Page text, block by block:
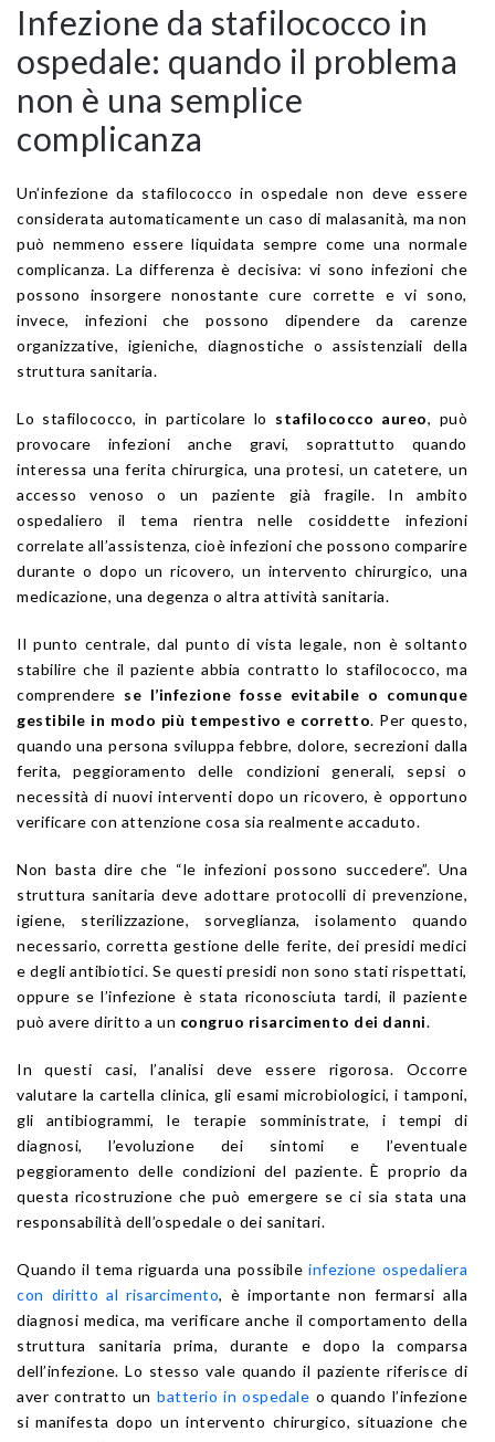
Infezione da stafilococco in
ospedale: quando il problema
non è una semplice
complicanza
Un’infezione da stafilococco in ospedale non deve essere
considerata automaticamente un caso di malasanità, ma non
può nemmeno essere liquidata sempre come una normale
complicanza. La differenza è decisiva: vi sono infezioni che
possono insorgere nonostante cure corrette e vi sono,
invece, infezioni che possono dipendere da carenze
organizzative, igieniche, diagnostiche o assistenziali della
struttura sanitaria.
Lo stafilococco, in particolare lo stafilococco aureo, può
provocare infezioni anche gravi, soprattutto quando
interessa una ferita chirurgica, una protesi, un catetere, un
accesso venoso o un paziente già fragile. In ambito
ospedaliero il tema rientra nelle cosiddette infezioni
correlate all’assistenza, cioè infezioni che possono comparire
durante o dopo un ricovero, un intervento chirurgico, una
medicazione, una degenza o altra attività sanitaria.
Il punto centrale, dal punto di vista legale, non è soltanto
stabilire che il paziente abbia contratto lo stafilococco, ma
comprendere se l’infezione fosse evitabile o comunque
gestibile in modo più tempestivo e corretto. Per questo,
quando una persona sviluppa febbre, dolore, secrezioni dalla
ferita, peggioramento delle condizioni generali, sepsi o
necessità di nuovi interventi dopo un ricovero, è opportuno
verificare con attenzione cosa sia realmente accaduto.
Non basta dire che “le infezioni possono succedere”. Una
struttura sanitaria deve adottare protocolli di prevenzione,
igiene, sterilizzazione, sorveglianza, isolamento quando
necessario, corretta gestione delle ferite, dei presidi medici
e degli antibiotici. Se questi presidi non sono stati rispettati,
oppure se l’infezione è stata riconosciuta tardi, il paziente
può avere diritto a un congruo risarcimento dei danni.
In questi casi, l’analisi deve essere rigorosa. Occorre
valutare la cartella clinica, gli esami microbiologici, i tamponi,
gli antibiogrammi, le terapie somministrate, i tempi di
diagnosi, l’evoluzione dei sintomi e l’eventuale
peggioramento delle condizioni del paziente. È proprio da
questa ricostruzione che può emergere se ci sia stata una
responsabilità dell’ospedale o dei sanitari.
Quando il tema riguarda una possibile infezione ospedaliera
con diritto al risarcimento, è importante non fermarsi alla
diagnosi medica, ma verificare anche il comportamento della
struttura sanitaria prima, durante e dopo la comparsa
dell’infezione. Lo stesso vale quando il paziente riferisce di
aver contratto unbatterio in ospedale o quando l’infezione
si manifesta dopo un intervento chirurgico, situazione che